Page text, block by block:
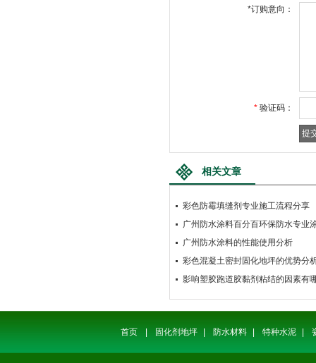
*订购意向：
* 验证码：
相关文章
彩色防霉填缝剂专业施工流程分享
广州防水涂料百分百环保防水专业
广州防水涂料的性能使用分析
彩色混凝土密封固化地坪的优势分
影响塑胶跑道胶黏剂粘结的因素有
首页 固化剂地坪 防水材料 特种水泥